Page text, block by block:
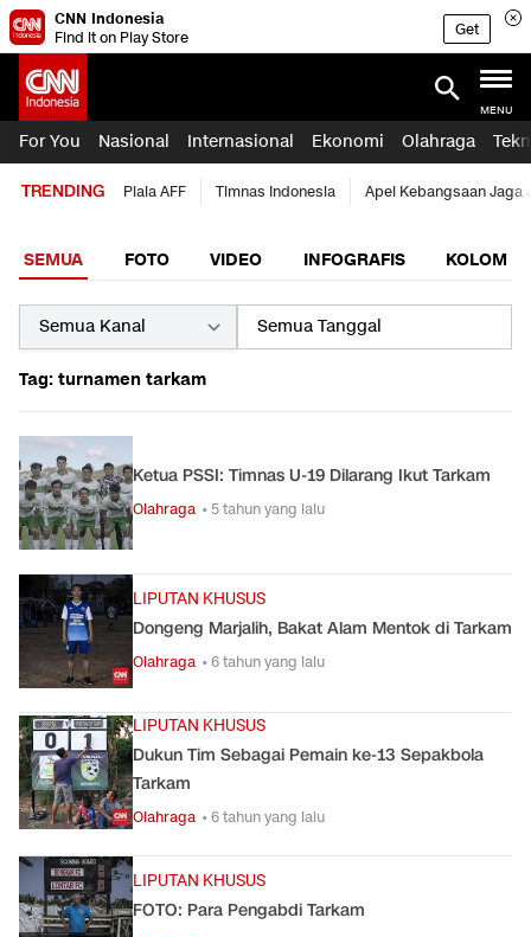
CNN Indonesia
Find it on Play Store
Get
MENU
For You Nasional Internasional Ekonomi Olahraga
TRENDING Piala AFF Timnas Indonesia Apel Kebangsaan Jaga
SEMUA FOTO VIDEO INFOGRAFIS KOLOM
Tag: turnamen tarkam
Ketua PSSI: Timnas U-19 Dilarang Ikut Tarkam
Olahraga • 5 tahun yang lalu
LIPUTAN KHUSUS
Dongeng Marjalih, Bakat Alam Mentok di Tarkam
Olahraga • 6 tahun yang lalu
LIPUTAN KHUSUS
Dukun Tim Sebagai Pemain ke-13 Sepakbola
Tarkam
Olahraga • 6 tahun yang lalu
LIPUTAN KHUSUS
FOTO: Para Pengabdi Tarkam